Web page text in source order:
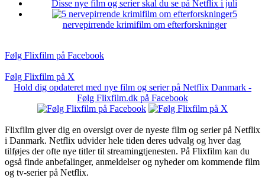
Disse nye film og serier skal du se på Netflix i juli
5
nervepirrende krimifilm om efterforskninger
Følg Flixfilm på Facebook
Følg Flixfilm på X
Hold dig opdateret med nye film og serier på Netflix Danmark -
Følg Flixfilm.dk på Facebook
Flixfilm giver dig en oversigt over de nyeste film og serier på Netflix
i Danmark. Netflix udvider hele tiden deres udvalg og hver dag
tilføjes der ofte nye titler til streamingtjenesten. På Flixfilm kan du
også finde anbefalinger, anmeldelser og nyheder om kommende film
og tv-serier på Netflix.